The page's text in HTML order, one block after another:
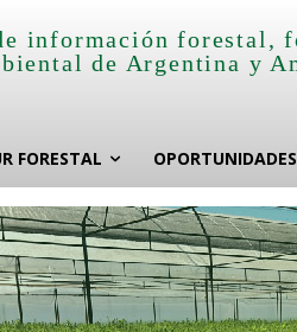
información forestal,
de Argentina y
FORESTAL